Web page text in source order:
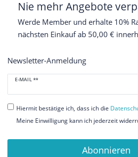
Nie mehr Angebote
Werde Member und erhalte 10%
nächsten Einkauf ab 50,00 €
Newsletter-Anmeldung
E-MAIL **
Newsletter
Honig
Hiermit bestätige ich, dass ich die
Meine Einwilligung kann ich jederzeit
Abonnieren